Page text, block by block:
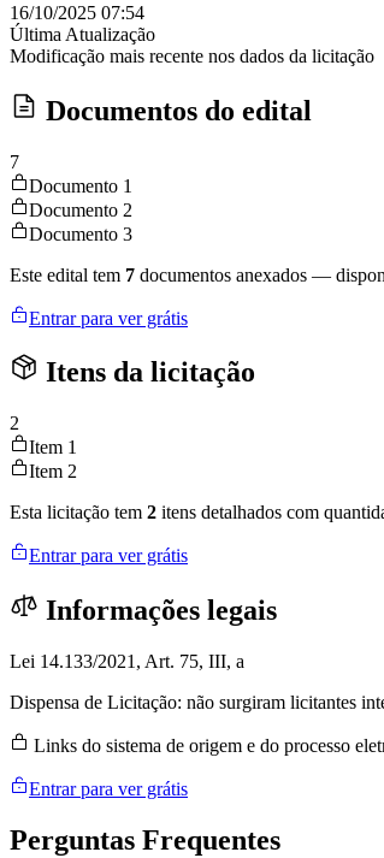
16/10/2025 07:54
Última Atualização
Modificação mais recente nos dados da licitação
Documentos do edital
7
Documento 1
Documento 2
Documento 3
Este edital tem 7 documentos anexados —
Entrar para ver grátis
Itens da licitação
2
Item 1
Item 2
Esta licitação tem 2 itens detalhados com
Entrar para ver grátis
Informações legais
Lei 14.133/2021, Art. 75, III, a
Dispensa de Licitação: não surgiram licitantes
Links do sistema de origem e do processo
Entrar para ver grátis
Perguntas Frequentes